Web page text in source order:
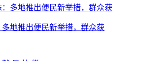
地推出便民新举措，群众获